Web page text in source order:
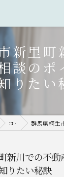
新里町
談のポ
りたい
コラム 群馬県桐生市新里町新川での
新川での不動
りたい秘訣